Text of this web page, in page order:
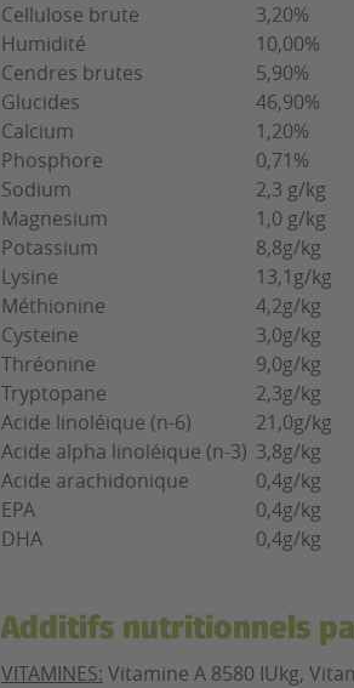
Cellulose brute
3,20%
Humidité
10,00%
Cendres brutes
5,90%
Glucides
46,90%
Calcium
1,20%
Phosphore
0,71%
Sodium
2,3 g/kg
Magnesium
1,0 g/kg
Potassium
8,8g/kg
Lysine
13,1g/kg
Méthionine
4,2g/kg
Cysteine
3,0g/kg
Thréonine
9,0g/kg
Tryptopane
2,3g/kg
Acide linoléique (n-6)
21,0g/kg
Acide alpha linoléique (n-3) 3,8g/kg
Acide arachidonique
0,4g/kg
EPA
0,4g/kg
DHA
0,4g/kg
Additifs nutritionnels
VITAMINES: Vitamine A 8580 IUkg,